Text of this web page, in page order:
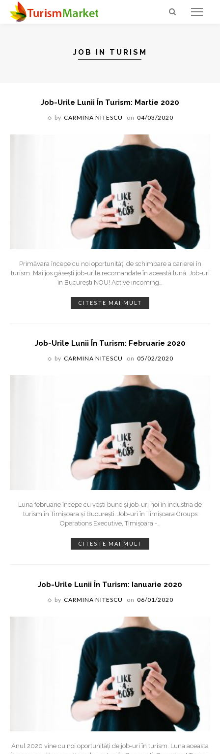
JOB IN TURISM
Job-Urile Lunii În Turism: Martie 2020
by CARMINA NITESCU on 04/03/2020
Primăvara începe cu noi oportunități de schimbare a carierei în
turism. Mai jos găsești job-urile recomandate în această lună. Job-uri
în București NOU! Active incoming…
CITESTE MAI MULT
Job-Urile Lunii În Turism: Februarie 2020
by CARMINA NITESCU on 05/02/2020
Luna februarie începe cu vești bune și job-uri noi în industria de
turism în Timișoara și București. Job-uri în Timișoara Groups
Operations Executive, Timișoara -…
CITESTE MAI MULT
Job-Urile Lunii În Turism: Ianuarie 2020
by CARMINA NITESCU on 06/01/2020
Anul 2020 vine cu noi oportunități de job-uri în turism. Luna aceasta